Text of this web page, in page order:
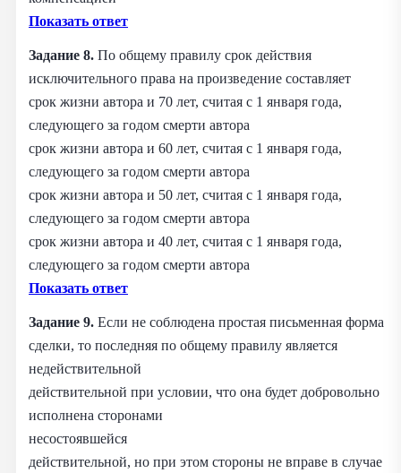
Показать ответ
Задание 8. По общему правилу срок действия
исключительного права на произведение составляет
срок жизни автора и 70 лет, считая с 1 января года,
следующего за годом смерти автора
срок жизни автора и 60 лет, считая с 1 января года,
следующего за годом смерти автора
срок жизни автора и 50 лет, считая с 1 января года,
следующего за годом смерти автора
срок жизни автора и 40 лет, считая с 1 января года,
следующего за годом смерти автора
Показать ответ
Задание 9. Если не соблюдена простая письменная форма
сделки, то последняя по общему правилу является
недействительной
действительной при условии, что она будет добровольно
исполнена сторонами
несостоявшейся
действительной, но при этом стороны не вправе в случае